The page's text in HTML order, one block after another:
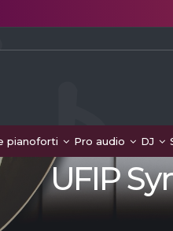
pianoforti Pro audio DJ
UFIP